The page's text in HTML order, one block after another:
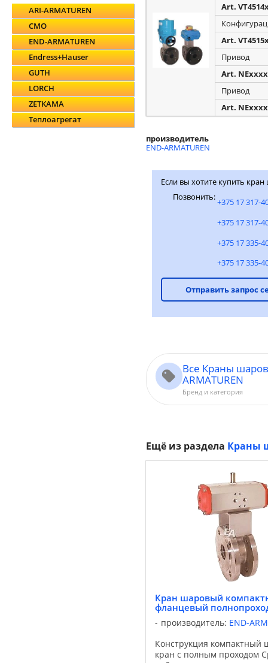
ARI-ARMATUREN
CMO
END-ARMATUREN
Endress+Hauser
GUTH
LORCH
ZETKAMA
Теплоагрегат
Art.
Art.
Привод
Art.
Привод
Art.
производитель
END-ARMATUREN
Если вы хотите купить
Позвонить:
+375 17 317-
+375 17 317-
+375 17 335-
+375 17 335-
Отправить запрос
Все Краны
ARMATUREN
Бренд и категория
Ещё из раздела Краны
Кран шаровый
фланцевый
производитель: END-
Конструкция компактный
кран с полным проходом